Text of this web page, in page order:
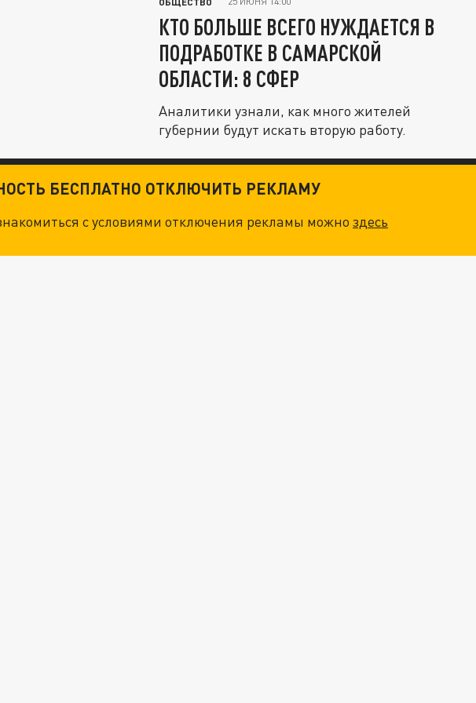
КТО БОЛЬШЕ ВСЕГО НУЖДАЕТСЯ В
ПОДРАБОТКЕ В САМАРСКОЙ
ОБЛАСТИ: 8 СФЕР
Аналитики узнали, как много жителей
губернии будут искать вторую работу.
БЕСПЛАТНО ОТКЛЮЧИТЬ РЕКЛАМУ
с условиями отключения рекламы можноздесь